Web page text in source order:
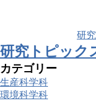
研
研究トピック
カテゴリー
生産科学科
環境科学科